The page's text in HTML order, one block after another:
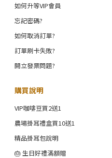
如何升等VIP會員
忘記密碼?
如何取消訂單?
訂單刷卡失敗?
開立發票問題?
購買說明
VIP咖啡豆買2送1
農場掛耳禮盒買10送1
精品掛耳包說明
🎂 生日好禮滿額贈